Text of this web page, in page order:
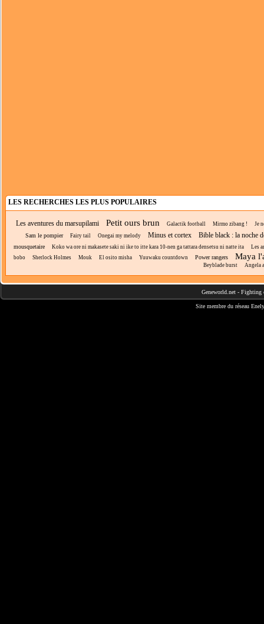
LES RECHERCHES LES PLUS POPULAIRES
Les aventures du marsupilami Petit ours brun Galactik football Mirmo zibang ! Je
Sam le pompier Fairy tail Onegai my melody Minus et cortex Bible black : la noche
mousquetaire Koko wa ore ni makasete saki ni ike to itte kara 10-nen ga tattara densetsu ni natte ita
Les
bobo
Sherlock Holmes Mouk El osito misha Yuuwaku countdown Power rangers Maya
Beyblade burst Angela
Geneworld.net - Fighting
Site membre du réseau